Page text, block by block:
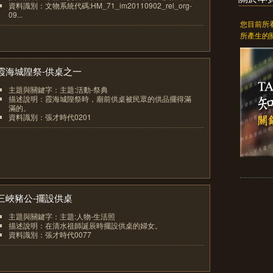
資料識別：文物系統代碼:HM_71_im20110902_rel_org-
09...
海城隍祭-供桌之一
主題與關鍵字：主題:活動-祭典
描述說明：霞海城隍祭時，廟前供桌被民眾的供品擺得滿
滿的。
資料識別：張才時代0201
峽豬公-擺設供桌
主題與關鍵字：主題:人物-生活照
描述說明：在清水祖師誕辰時擺設供桌的婦女。
資料識別：張才時代0077
您目前所
所產生的